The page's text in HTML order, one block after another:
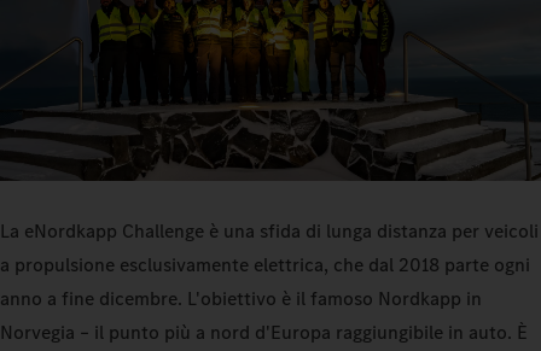
La eNordkapp Challenge è una sfida di lunga distanza per veicoli
a propulsione esclusivamente elettrica, che dal 2018 parte ogni
anno a fine dicembre. L'obiettivo è il famoso Nordkapp in
Norvegia – il punto più a nord d'Europa raggiungibile in auto. È